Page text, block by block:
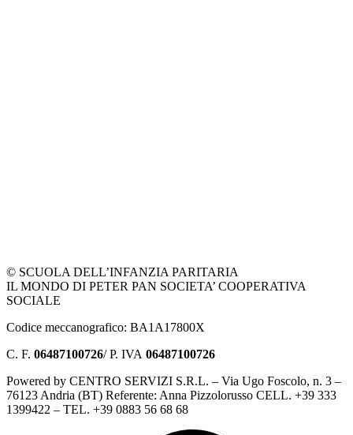
© SCUOLA DELL’INFANZIA PARITARIA
IL MONDO DI PETER PAN SOCIETA’ COOPERATIVA
SOCIALE
Codice meccanografico: BA1A17800X
C. F. 06487100726/ P. IVA 06487100726
Powered by CENTRO SERVIZI S.R.L. – Via Ugo Foscolo, n. 3 –
76123 Andria (BT) Referente: Anna Pizzolorusso CELL. +39 333
1399422 – TEL. +39 0883 56 68 68